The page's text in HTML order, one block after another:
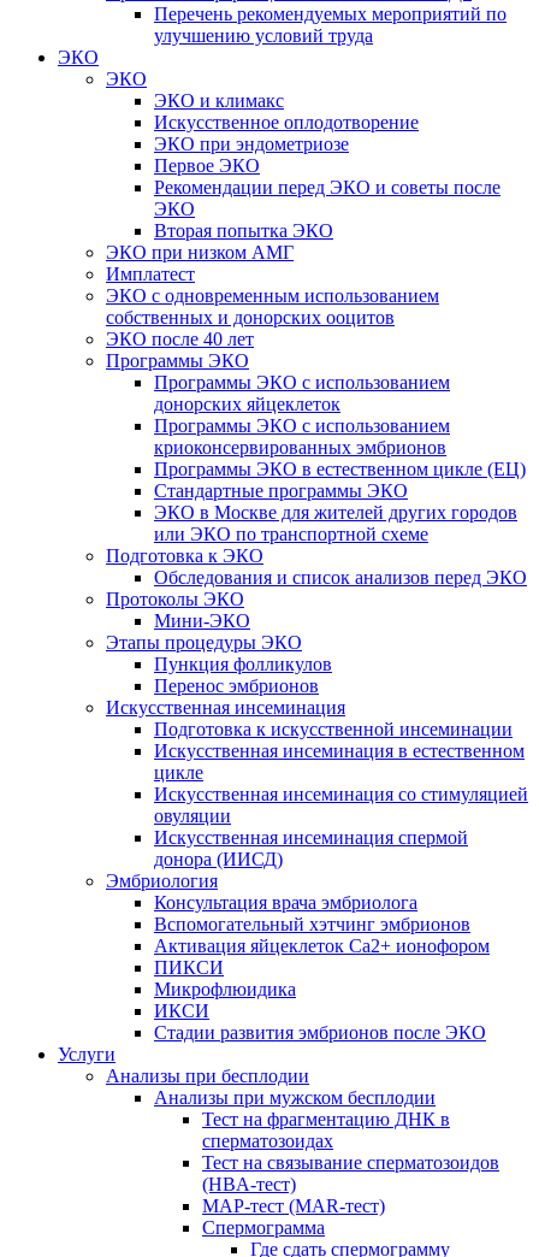
Перечень рекомендуемых мероприятий по
улучшению условий труда
ЭКО
ЭКО
ЭКО и климакс
Искусственное оплодотворение
ЭКО при эндометриозе
Первое ЭКО
Рекомендации перед ЭКО и советы после
ЭКО
Вторая попытка ЭКО
ЭКО при низком АМГ
Имплатест
ЭКО с одновременным использованием
собственных и донорских ооцитов
ЭКО после 40 лет
Программы ЭКО
Программы ЭКО с использованием
донорских яйцеклеток
Программы ЭКО с использованием
криоконсервированных эмбрионов
Программы ЭКО в естественном цикле (ЕЦ)
Стандартные программы ЭКО
ЭКО в Москве для жителей других городов
или ЭКО по транспортной схеме
Подготовка к ЭКО
Обследования и список анализов перед ЭКО
Протоколы ЭКО
Мини-ЭКО
Этапы процедуры ЭКО
Пункция фолликулов
Перенос эмбрионов
Искусственная инсеминация
Подготовка к искусственной инсеминации
Искусственная инсеминация в естественном
цикле
Искусственная инсеминация со стимуляцией
овуляции
Искусственная инсеминация спермой
донора (ИИСД)
Эмбриология
Консультация врача эмбриолога
Вспомогательный хэтчинг эмбрионов
Активация яйцеклеток Са2+ ионофором
ПИКСИ
Микрофлюидика
ИКСИ
Стадии развития эмбрионов после ЭКО
Услуги
Анализы при бесплодии
Анализы при мужском бесплодии
Тест на фрагментацию ДНК в
сперматозоидах
Тест на связывание сперматозоидов
(HBA-тест)
МАР-тест (MAR-тест)
Спермограмма
Где сдать спермограмму